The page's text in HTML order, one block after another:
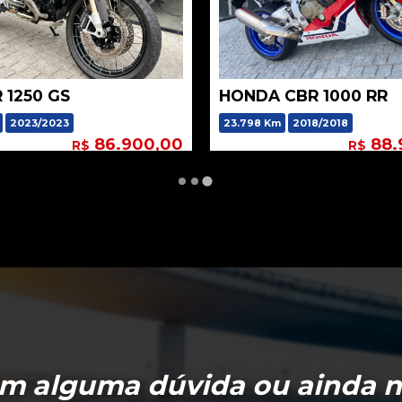
1250 GS
2023/2023
R$ 86.900,00
HONDA CBR 1000 RR
23.798 Km 2018/2018
R$
alguma dúvida ou ainda